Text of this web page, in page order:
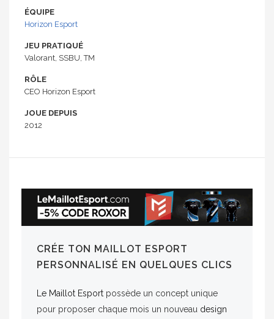
ÉQUIPE
Horizon Esport
JEU PRATIQUÉ
Valorant, SSBU, TM
RÔLE
CEO Horizon Esport
JOUE DEPUIS
2012
CRÉE TON MAILLOT ESPORT
PERSONNALISÉ EN QUELQUES CLICS
Le Maillot Esport possède un concept unique
pour proposer chaque mois un nouveau design